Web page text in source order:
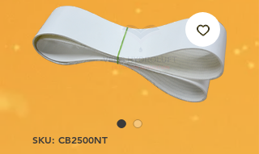
SKU: CB2500NT